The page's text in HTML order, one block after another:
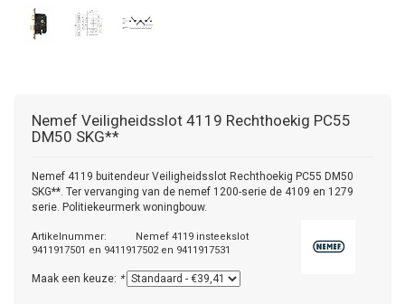
Nemef Veiligheidsslot 4119 Rechthoekig PC55
DM50 SKG**
Nemef 4119 buitendeur Veiligheidsslot Rechthoekig PC55 DM50
SKG**. Ter vervanging van de nemef 1200-serie de 4109 en 1279
serie. Politiekeurmerk woningbouw.
Artikelnummer:
Nemef 4119 insteekslot
9411917501 en 9411917502 en 9411917531
Maak een keuze: *